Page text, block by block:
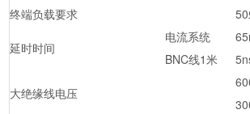
终端负载要求
延时时间
电流系统
BNC线1米
大绝缘线电压